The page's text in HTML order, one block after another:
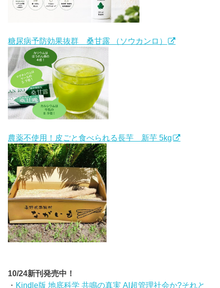
糖尿病予防効果抜群 桑甘露 （ソウカンロ）
農薬不使用！皮ごと食べられる長芋 新芋 5kg
10/24新刊発売中！
・ Kindle版 地底科学 共鳴の真実 AI超管理社会か?それと